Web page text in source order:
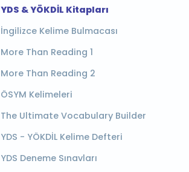
YDS & YÖKDİL Kitapları
İngilizce Kelime Bulmacası
More Than Reading 1
More Than Reading 2
ÖSYM Kelimeleri
The Ultimate Vocabulary Builder
YDS - YÖKDİL Kelime Defteri
YDS Deneme Sınavları